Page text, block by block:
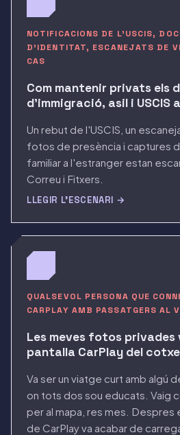
NOTIFICACIONS DE L'USCIS,
D'IDENTITAT, ESCANEJATS DE
CAS
Com mantenir privats els
d'immigració, asil i USCIS
Un rebut de l'USCIS, un
fotos de presència i captures
familiar a l'estranger estan
Correu i Fitxers.
LLEGIR L'ESCENARI →
QUALSEVOL PERSONA QUE
CARPLAY AMB PASSATGERS AL
Les meves fotos privades
pantalla CarPlay del cotxe
Va ser un viatge curt amb algú
on tots dos sou educats. Vaig
per al mapa, res mes. Despres
de CarPlay va acabar de